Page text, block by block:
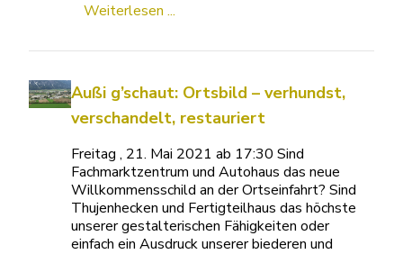
Weiterlesen ...
Außi g’schaut: Ortsbild – verhundst,
verschandelt, restauriert
Freitag , 21. Mai 2021 ab 17:30 Sind
Fachmarktzentrum und Autohaus das neue
Willkommensschild an der Ortseinfahrt? Sind
Thujenhecken und Fertigteilhaus das höchste
unserer gestalterischen Fähigkeiten oder
einfach ein Ausdruck unserer biederen und